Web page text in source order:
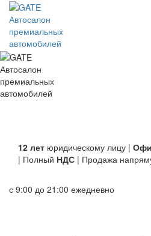
Автосалон
премиальных
автомобилей
Автосалон
премиальных
автомобилей
12 лет юридическому лицу |
| Полный НДС | Продажа
с 9:00 до 21:00 ежедневно